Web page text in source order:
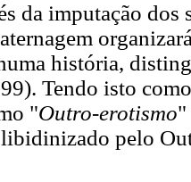
da imputação
história,
Tendo isto
"Outro-erotismo"
pelo